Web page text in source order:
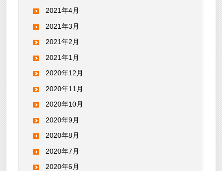
2021年4月
2021年3月
2021年2月
2021年1月
2020年12月
2020年11月
2020年10月
2020年9月
2020年8月
2020年7月
2020年6月